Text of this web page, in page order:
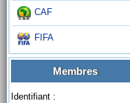
CAF
FIFA
Membres
Identifiant :